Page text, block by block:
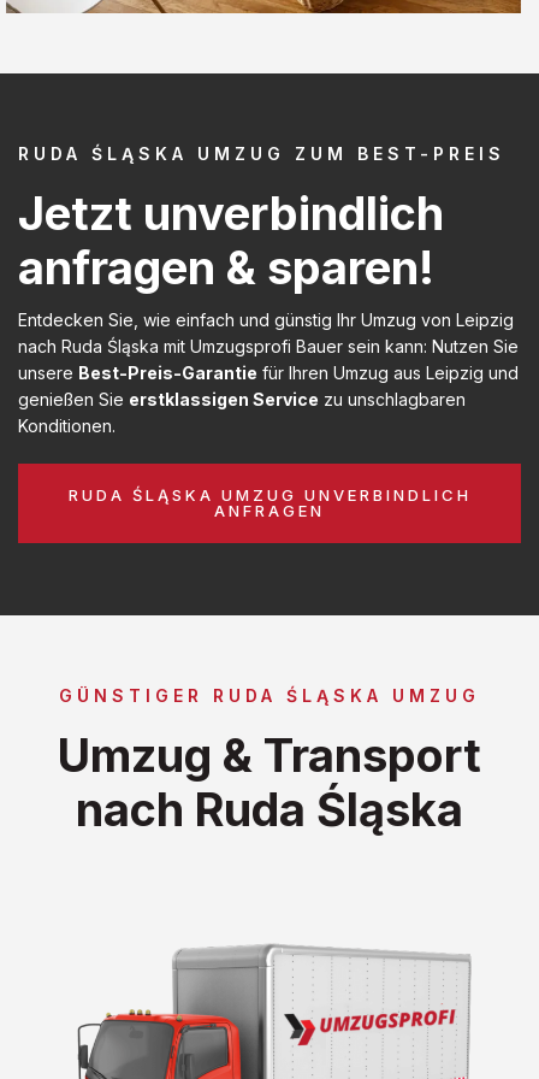
RUDA ŚLĄSKA UMZUG ZUM BEST-PREIS
Jetzt unverbindlich
anfragen & sparen!
Entdecken Sie, wie einfach und günstig Ihr Umzug von Leipzig
nach Ruda Śląska mit Umzugsprofi Bauer sein kann: Nutzen Sie
unsere Best-Preis-Garantie für Ihren Umzug aus Leipzig und
genießen Sie erstklassigen Service zu unschlagbaren
Konditionen.
RUDA ŚLĄSKA UMZUG UNVERBINDLICH
ANFRAGEN
GÜNSTIGER RUDA ŚLĄSKA UMZUG
Umzug & Transport
nach Ruda Śląska